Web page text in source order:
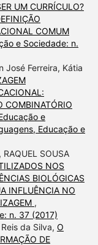
UM CURRÍCULO?
COMUM
e Sociedade: n.
José Ferreira, Kátia
COMBINATÓRIO
e
Educação e
RAQUEL SOUSA
NOS
BIOLÓGICAS
INFLUÊNCIA NO
,
n. 37 (2017)
da Silva, O
DE